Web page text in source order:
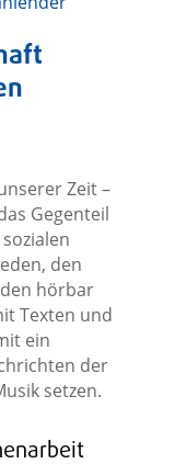
Zeit –
Gegenteil
den
hörbar
Texten und
ein
der
setzen.